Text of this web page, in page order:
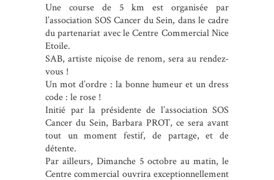
Une course de 5 km est organisée par
l’association SOS Cancer du Sein, dans le cadre
du partenariat avec le Centre Commercial Nice
Etoile.
SAB, artiste niçoise de renom, sera au rendez-
vous !
Un mot d’ordre : la bonne humeur et un dress
code : le rose !
Initié par la présidente de l’association SOS
Cancer du Sein, Barbara PROT, ce sera avant
tout un moment festif, de partage, et de
détente.
Par ailleurs, Dimanche 5 octobre au matin, le
Centre commercial ouvrira exceptionnellement